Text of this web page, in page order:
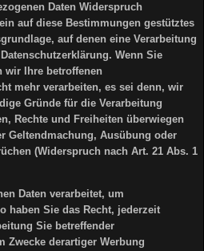
Daten Widerspruch
auf diese Bestimmungen gestütztes
auf denen eine Verarbeitung
Wenn Sie
wir Ihre betroffenen
mehr verarbeiten, es sei denn, wir
Gründe für die Verarbeitung
Rechte und Freiheiten überwiegen
Geltendmachung, Ausübung oder
(Widerspruch nach Art. 21 Abs. 1
Daten verarbeitet, um
haben Sie das Recht, jederzeit
Sie betreffender
Zwecke derartiger Werbung